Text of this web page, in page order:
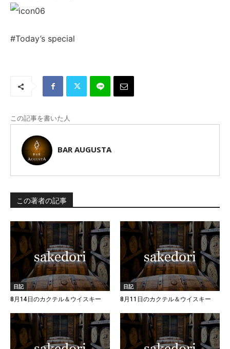
#Today’s special
この記事を書いた人
BAR AUGUSTA
この著者の記事
日記
8月14日のカクテル＆ウイスキー
日記
8月11日のカクテル＆ウイスキー